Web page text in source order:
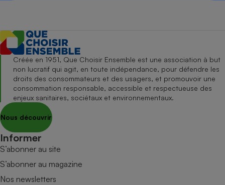
Créée en 1951, Que Choisir Ensemble est une association à but
non lucratif qui agit, en toute indépendance, pour défendre les
droits des consommateurs et des usagers, et promouvoir une
consommation responsable, accessible et respectueuse des
enjeux sanitaires, sociétaux et environnementaux.
Nous découvrir
Informer
S’abonner au site
S’abonner au magazine
Nos newsletters